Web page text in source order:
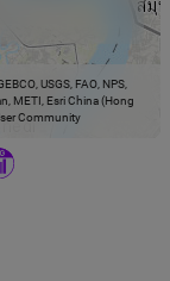
USGS, FAO, NPS,
METI, Esri China (Hong
Community